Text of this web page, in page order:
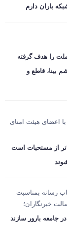
باران دارم
را هدف گرفته
بینا، قاطع و
اعضای هیئت امنای
از مستحبات است
رسانه بمناسبت
خبرنگاران؛
جامعه بارور سازند